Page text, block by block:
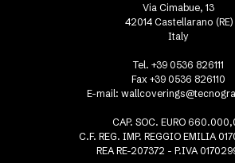
Via Cimabue, 13
42014 Castellarano (RE)
Italy
Tel. +39 0536 826111
Fax +39 0536 826110
E-mail:
CAP. SOC. EURO
C.F. REG. IMP. REGGIO EMILIA
REA RE-207372 - P.IVA